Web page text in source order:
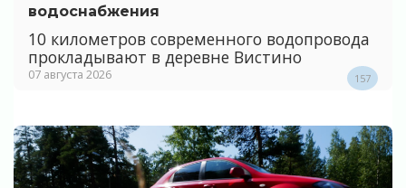
водоснабжения
10 километров современного водопровода
прокладывают в деревне Вистино
07 августа 2026 157